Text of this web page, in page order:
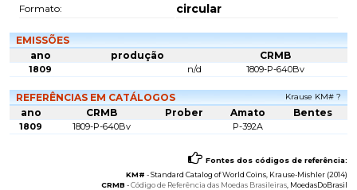
Formato:
circular
EMISSÕES
ano
produção CRMB
1809 n/d 1809-P-640Bv
REFERÊNCIAS EM CATÁLOGOS Krause KM# ?
ano CRMB Prober Amato Bentes
1809 1809-P-640Bv P-392A
Fontes dos códigos de referência:
KM# -Standard Catalog of World Coins , Krause-Mishler (2014)
CRMB -Código de Referência das Moedas Brasileiras , MoedasDoBrasil